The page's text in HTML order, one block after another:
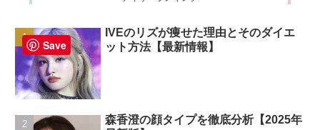
IVEのリズが痩せた理由とそのダイエ
ット方法【最新情報】
森香澄の顔タイプを徹底分析【2025年
Save